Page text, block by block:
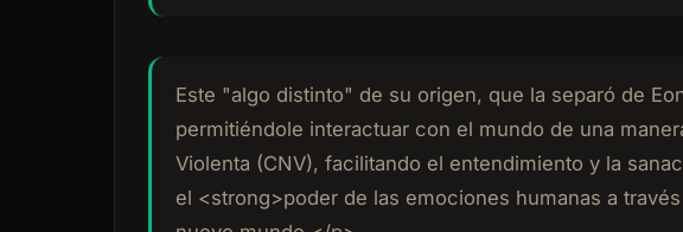
Este "algo distinto" de su origen, que la separó de
permitiéndole interactuar con el mundo de una
Violenta (CNV), facilitando el entendimiento y la
el <strong>poder de las emociones humanas a